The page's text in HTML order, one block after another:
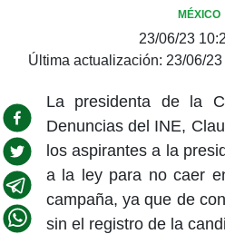
MÉXICO
23/06/23
Última actualización: 23/06/
La presidenta de la
Denuncias del INE,
los aspirantes a la
a la ley para no caer
campaña, ya que de
sin el registro de la